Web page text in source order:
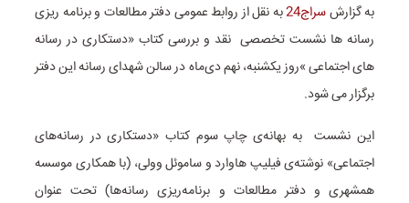
به گزارشسراج24
به نقل از روابط عمومی دفتر مطالعات و برنامه ریزی
رسانه ها نشست تخصصی نقد و بررسی کتاب «دستکاری در رسانه
های اجتماعی »روز یکشنبه، نهم دی‌ماه در سالن شهدای رسانه این دفتر
برگزار می شود.
این نشست به بهانه‌ی چاپ سوم کتاب «دستکاری در رسانه‌های
اجتماعی» نوشته‌ی فیلیپ هاوارد و ساموئل وولی، (با همکاری موسسه
همشهری و دفتر مطالعات و برنامه‌ریزی رسانه‌ها) تحت عنوان